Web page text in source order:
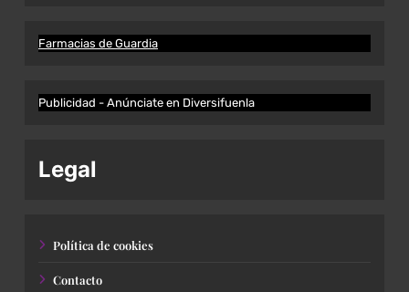
Farmacias de Guardia
Publicidad - Anúnciate en Diversifuenla
Legal
Política de cookies
Contacto